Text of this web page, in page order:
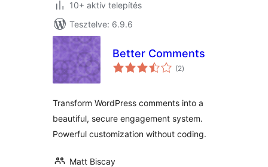
10+ aktív telepítés
Tesztelve: 6.9.6
Better Comments
(2értékelés
összesen
)
Transform WordPress comments into a
beautiful, secure engagement system.
Powerful customization without coding.
Matt Biscay